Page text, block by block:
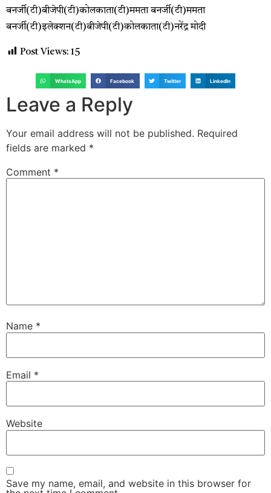
बनर्जी(टी)बीजेपी(टी)कोलकाता(टी)ममता बनर्जी(टी)ममता
बनर्जी(टी)इलेक्शन(टी)बीजेपी(टी)कोलकाता(टी)नरेंद्र मोदी
Post Views: 15
WhatsApp Facebook Twitter LinkedIn
Leave a Reply
Your email address will not be published. Required
fields are marked *
Comment *
Name *
Email *
Website
Save my name, email, and website in this browser for